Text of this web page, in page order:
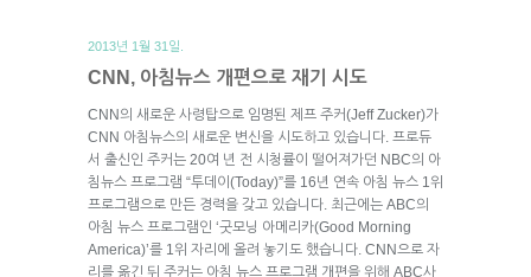
2013년 1월 31일.
CNN, 아침뉴스 개편으로 재기 시도
CNN의 새로운 사령탑으로 임명된 제프 주커(Jeff Zucker)가
CNN 아침뉴스의 새로운 변신을 시도하고 있습니다. 프로듀
서 출신인 주커는 20여 년 전 시청률이 떨어져가던 NBC의 아
침뉴스 프로그램 “투데이(Today)”를 16년 연속 아침 뉴스 1위
프로그램으로 만든 경력을 갖고 있습니다. 최근에는 ABC의
아침 뉴스 프로그램인 ‘굿모닝 아메리카(Good Morning
America)’를 1위 자리에 올려 놓기도 했습니다. CNN으로 자
리를 옮긴 뒤 주커는 아침 뉴스 프로그램 개편을 위해 ABC사